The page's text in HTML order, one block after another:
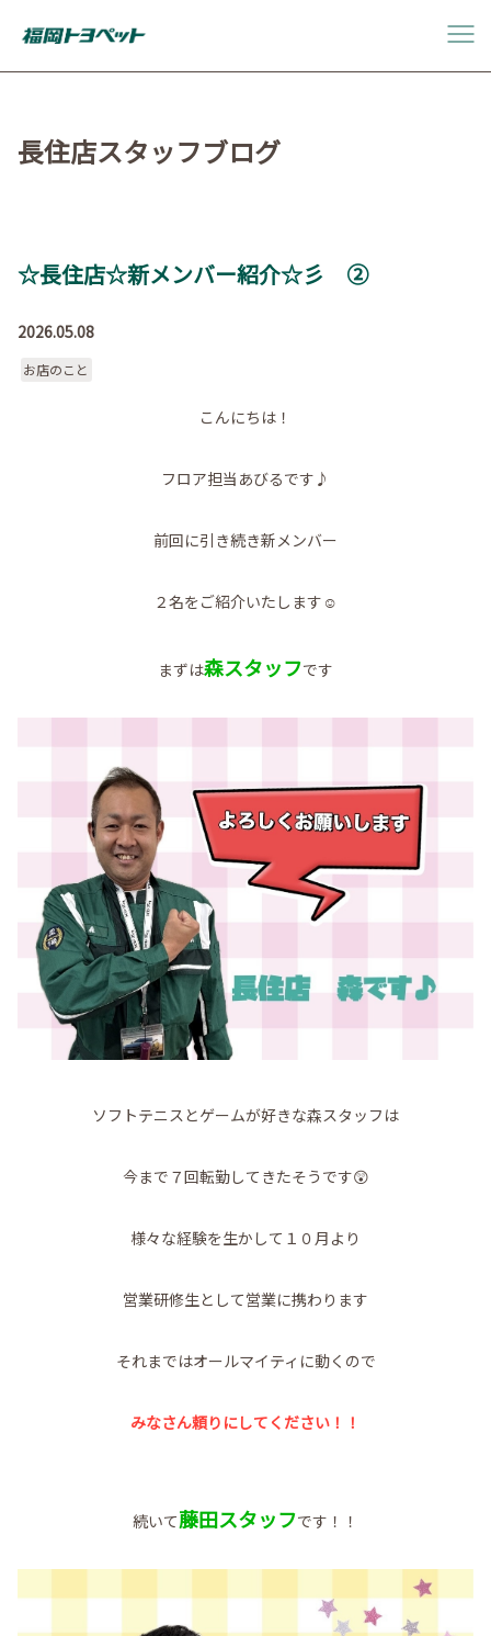
長住店スタッフブログ
☆長住店☆新メンバー紹介☆彡 ②
2026.05.08
お店のこと
こんにちは！
フロア担当あびるです♪
前回に引き続き新メンバー
２名をご紹介いたします☺
まずは森スタッフです
ソフトテニスとゲームが好きな森スタッフは
今まで７回転勤してきたそうです😲
様々な経験を生かして１０月より
営業研修生として営業に携わります
それまではオールマイティに動くので
みなさん頼りにしてください！！
続いて藤田スタッフです！！